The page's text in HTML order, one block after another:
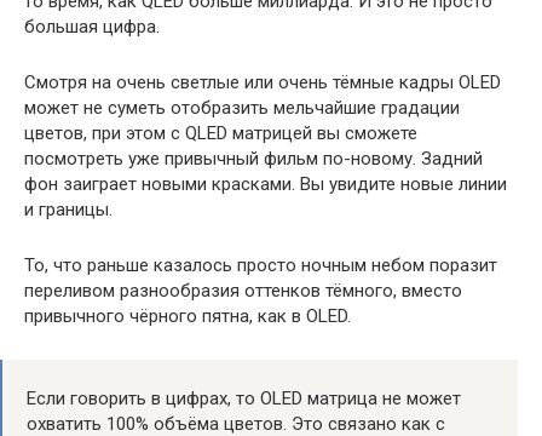
большая цифра.
Смотря на очень светлые или очень тёмные кадры OLED
может не суметь отобразить мельчайшие градации
цветов, при этом с QLED матрицей вы сможете
посмотреть уже привычный фильм по-новому. Задний
фон заиграет новыми красками. Вы увидите новые линии
и границы.
То, что раньше казалось просто ночным небом поразит
переливом разнообразия оттенков тёмного, вместо
привычного чёрного пятна, как в OLED.
Если говорить в цифрах, то OLED матрица не может
охватить 100% объёма цветов. Это связано как с